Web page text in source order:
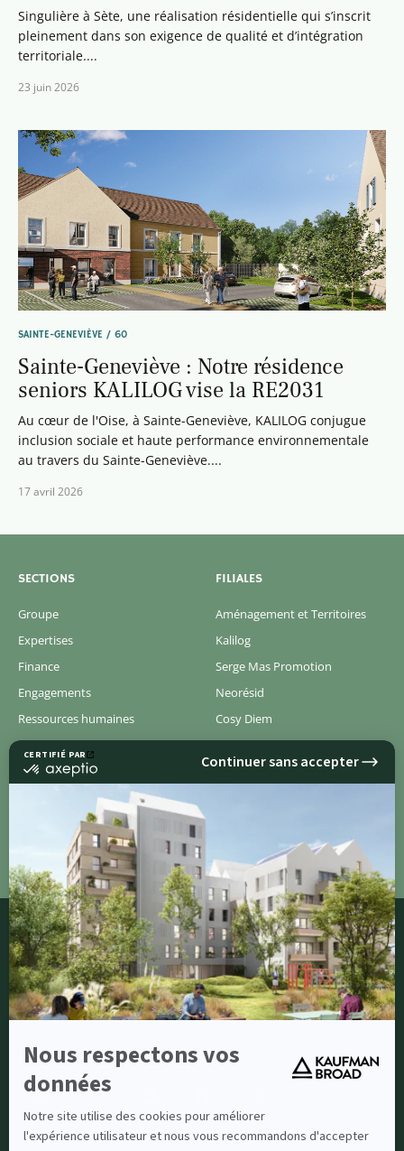
Singulière à Sète, une réalisation résidentielle qui s’inscrit
pleinement dans son exigence de qualité et d’intégration
territoriale....
23 juin 2026
SAINTE-GENEVIÈVE / 60
Sainte-Geneviève : Notre résidence
seniors KALILOG vise la RE2031
Au cœur de l'Oise, à Sainte-Geneviève, KALILOG conjugue
inclusion sociale et haute performance environnementale
au travers du Sainte-Geneviève....
17 avril 2026
SECTIONS
Groupe
Expertises
Finance
Engagements
Ressources humaines
Actualités
Pressroom
FILIALES
Aménagement et Territoires
Kalilog
Serge Mas Promotion
Neorésid
Cosy Diem
Concerto
Découvrir tous nos programmes immobiliers
neufs
ACCÈS RAPIDE
Contact
Nos publications
NOUS SUIVRE